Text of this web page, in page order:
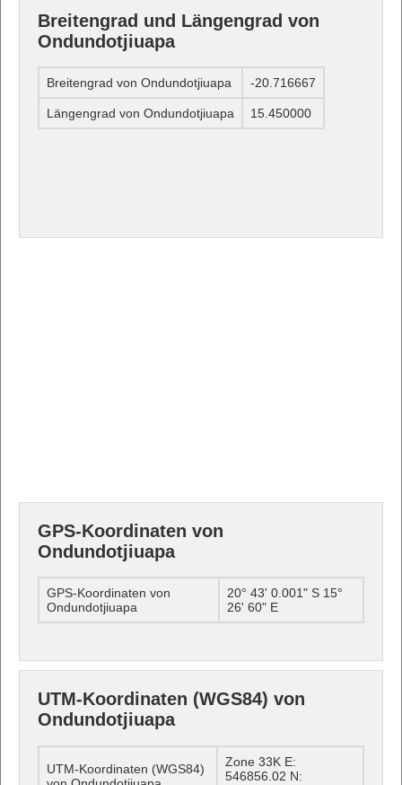
Breitengrad und Längengrad von
Ondundotjiuapa
Breitengrad von Ondundotjiuapa -20.716667
Längengrad von Ondundotjiuapa 15.450000
GPS-Koordinaten von
Ondundotjiuapa
GPS-Koordinaten von
Ondundotjiuapa
20° 43' 0.001" S 15°
26' 60" E
UTM-Koordinaten (WGS84) von
Ondundotjiuapa
UTM-Koordinaten (WGS84)
Zone 33K E:
546856.02 N: